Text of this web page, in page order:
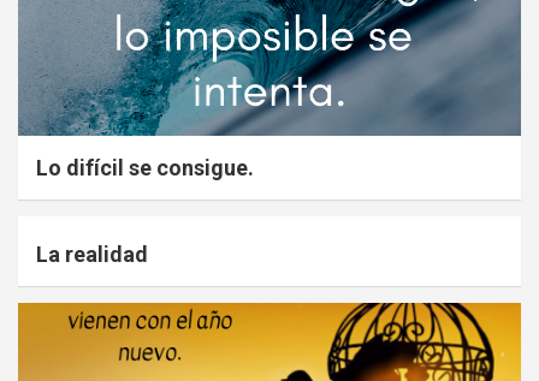
Lo difícil se consigue.
La realidad